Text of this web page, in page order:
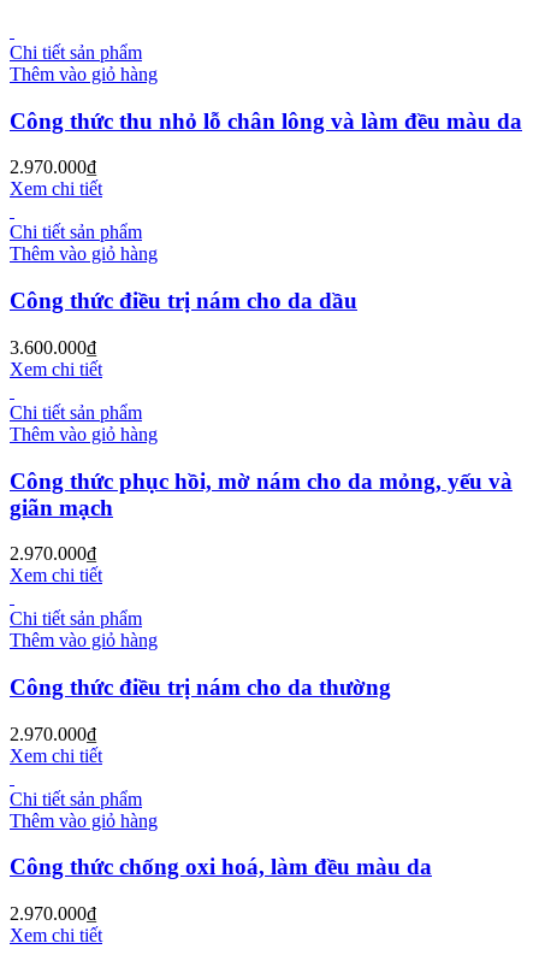
Chi tiết sản phẩm
Thêm vào giỏ hàng
Công thức thu nhỏ lỗ chân lông và làm đều màu da
2.970.000₫
Xem chi tiết
Chi tiết sản phẩm
Thêm vào giỏ hàng
Công thức điều trị nám cho da dầu
3.600.000₫
Xem chi tiết
Chi tiết sản phẩm
Thêm vào giỏ hàng
Công thức phục hồi, mờ nám cho da mỏng, yếu và
giãn mạch
2.970.000₫
Xem chi tiết
Chi tiết sản phẩm
Thêm vào giỏ hàng
Công thức điều trị nám cho da thường
2.970.000₫
Xem chi tiết
Chi tiết sản phẩm
Thêm vào giỏ hàng
Công thức chống oxi hoá, làm đều màu da
2.970.000₫
Xem chi tiết